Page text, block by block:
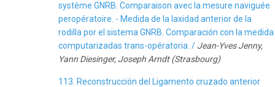
système GNRB. Comparaison avec la mesure naviguée
peropératoire. - Medida de la laxidad anterior de la
rodilla por el sistema GNRB. Comparación con la medida
computarizadas trans-opératoria. / Jean-Yves Jenny,
Yann Diesinger, Joseph Arndt (Strasbourg)
113. Reconstrucción del Ligamento cruzado anterior